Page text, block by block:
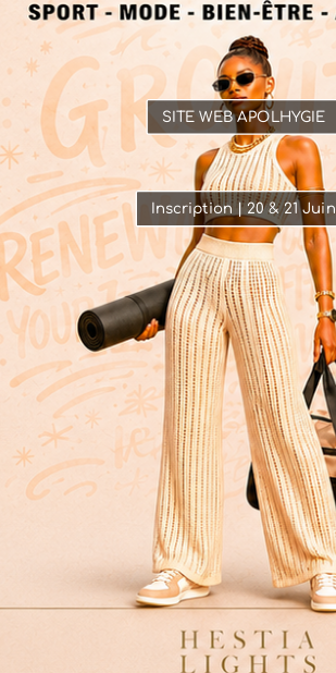
SITE WEB APOLHYGIE
Inscription | 20 & 21 Juin